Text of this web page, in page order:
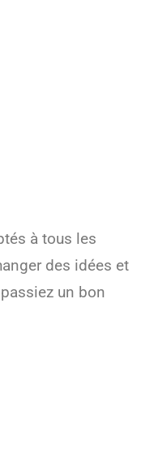
à tous les
des idées et
un bon